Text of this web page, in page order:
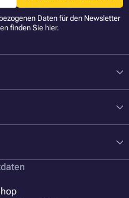
Daten für den Newsletter
finden Sie hier.